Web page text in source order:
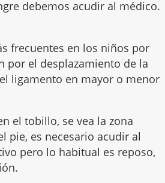
debemos acudir al médico.
frecuentes en los niños por
por el desplazamiento de la
ligamento en mayor o menor
el tobillo, se vea la zona
pie, es necesario acudir al
pero lo habitual es reposo,